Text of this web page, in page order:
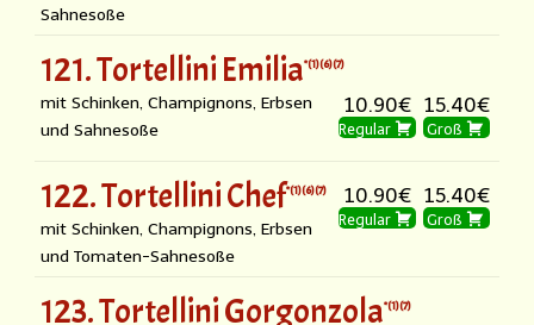
Sahnesoße
121. Tortellini Emilia 1 6 7
10.90€
Regular
15.40€
Groß
mit Schinken, Champignons, Erbsen
und Sahnesoße
122. Tortellini Chef 1 6 7 10.90€
Regular
15.40€
Groß
mit Schinken, Champignons, Erbsen
und Tomaten-Sahnesoße
123. Tortellini Gorgonzola 1 7